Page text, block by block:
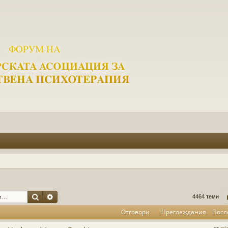
Търсене 4464 теми
Отговори Преглеждания